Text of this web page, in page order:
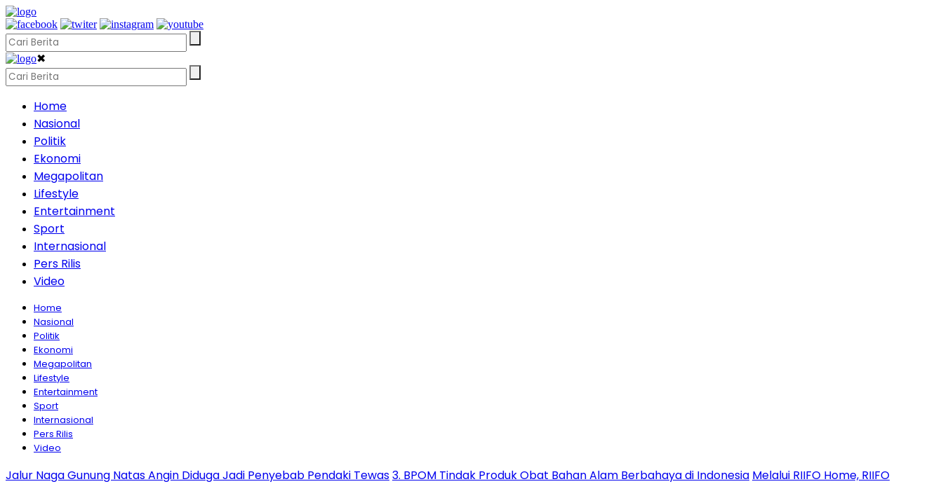
✖
Home
Nasional
Politik
Ekonomi
Megapolitan
Lifestyle
Entertainment
Sport
Internasional
Pers Rilis
Video
Home
Nasional
Politik
Ekonomi
Megapolitan
Lifestyle
Entertainment
Sport
Internasional
Pers Rilis
Video
Jalur Naga Gunung Natas Angin Diduga Jadi Penyebab Pendaki Tewas3. BPOM Tindak Produk Obat Bahan Alam Berbahaya di Indonesia Melalui RIIFO Home, RIIFO